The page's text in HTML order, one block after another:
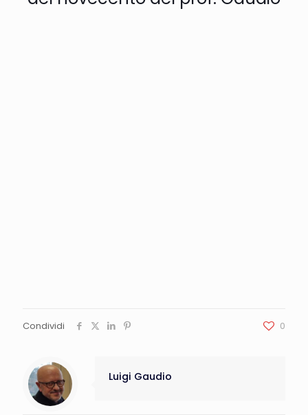
Condividi 0
Luigi Gaudio